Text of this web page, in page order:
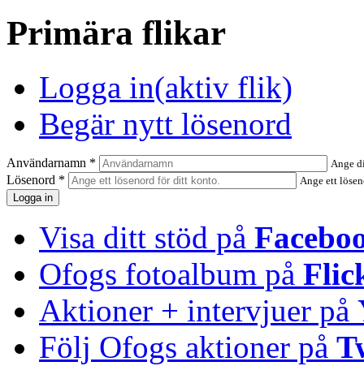
Primära flikar
Logga in(aktiv flik)
Begär nytt lösenord
Användarnamn * Ange
Lösenord * Ange ett
Visa ditt stöd på
Ofogs fotoalbum på
Aktioner + intervjuer på
Följ Ofogs aktioner på